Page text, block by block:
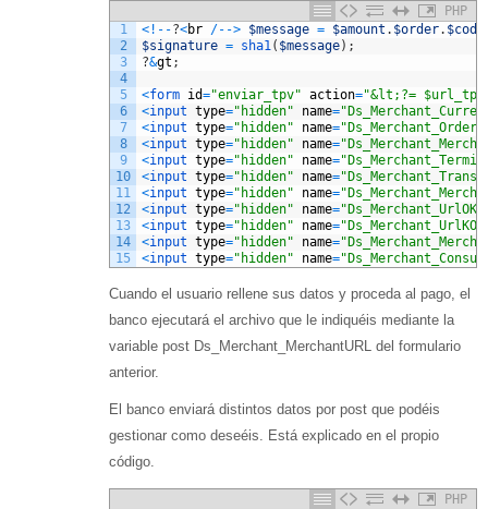
PHP
1
2
3
4
5
6
7
8
9
10
11
12
13
14
15
< ! --?<br /--> $message = $amount . $order. $code
$signature = sha1( $message) ;
?&gt ;
<form id="enviar_tpv" action="&lt;?=
<input type="hidden" name=
<input type="hidden" name="Ds_Merchant_Order"
<input type="hidden" name=
<input type="hidden" name=
<input type="hidden" name=
<input type="hidden" name=
<input type="hidden" name="Ds_Merchant_UrlOK"
<input type="hidden" name="Ds_Merchant_UrlKO"
<input type="hidden" name=
<input type="hidden" name=
Cuando el usuario rellene sus datos y proceda al pago, el
banco ejecutará el archivo que le indiquéis mediante la
variable post Ds_Merchant_MerchantURL del formulario
anterior.
El banco enviará distintos datos por post que podéis
gestionar como deseéis. Está explicado en el propio
código.
PHP